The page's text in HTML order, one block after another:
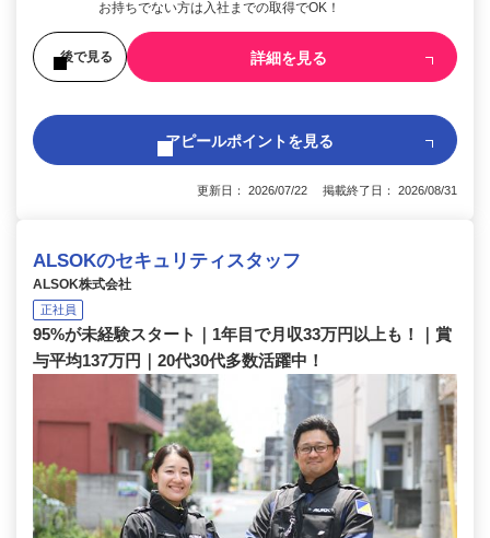
お持ちでない方は入社までの取得でOK！
後で見る 詳細を見る
アピールポイントを見る
更新日： 2026/07/22 掲載終了日： 2026/08/31
ALSOKのセキュリティスタッフ
ALSOK株式会社
正社員
95%が未経験スタート｜1年目で月収33万円以上も！｜賞
与平均137万円｜20代30代多数活躍中！